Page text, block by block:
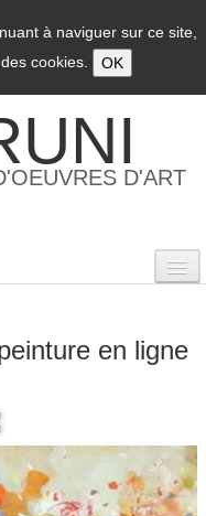
à naviguer sur ce site,
cookies.
OK
D'ART
en ligne